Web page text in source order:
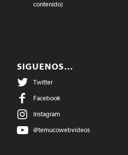
contenido)
SIGUENOS…
Twitter
Facebook
Instagram
@temucowebvideos